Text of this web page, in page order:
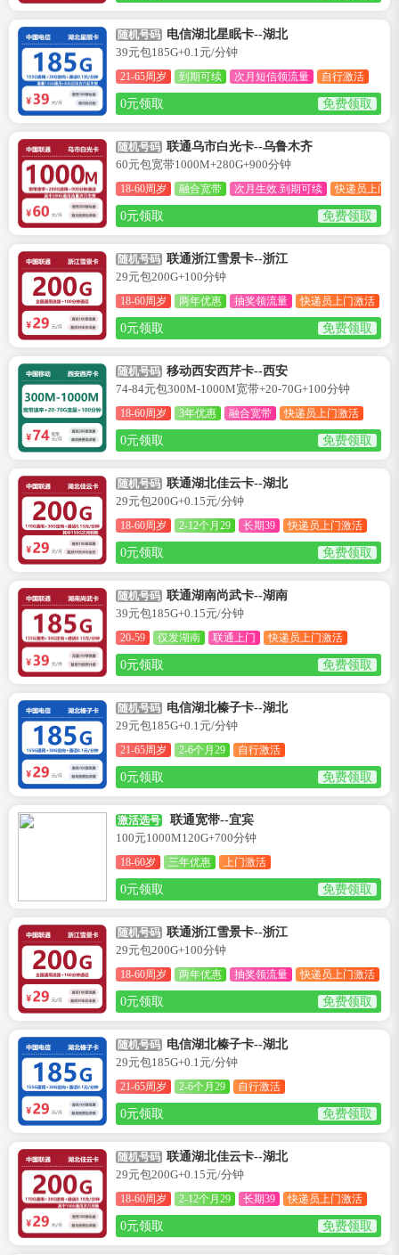
随机号码 电信湖北星眠卡--湖北
39元包185G+0.1元/分钟
21-65周岁 到期可续 次月短信领流量 自行激活
0元领取 免费领取
随机号码 联通乌市白光卡--乌鲁木齐
60元包宽带1000M+280G+900分钟
18-60周岁 融合宽带 次月生效.到期可续 快递员上门
0元领取 免费领取
随机号码 联通浙江雪景卡--浙江
29元包200G+100分钟
18-60周岁 两年优惠 抽奖领流量 快递员上门激活
0元领取 免费领取
随机号码 移动西安西芹卡--西安
74-84元包300M-1000M宽带+20-70G+100分钟
18-60周岁 3年优惠 融合宽带 快递员上门激活
0元领取 免费领取
随机号码 联通湖北佳云卡--湖北
29元包200G+0.15元/分钟
18-60周岁 2-12个月29 长期39 快递员上门激活
0元领取 免费领取
随机号码 联通湖南尚武卡--湖南
39元包185G+0.15元/分钟
20-59 仅发湖南 联通上门 快递员上门激活
0元领取 免费领取
随机号码 电信湖北榛子卡--湖北
29元包185G+0.1元/分钟
21-65周岁 2-6个月29 自行激活
0元领取 免费领取
激活选号
联通宽带--宜宾
100元1000M120G+700分钟
18-60岁 三年优惠 上门激活
0元领取 免费领取
随机号码 联通浙江雪景卡--浙江
29元包200G+100分钟
18-60周岁 两年优惠 抽奖领流量 快递员上门激活
0元领取 免费领取
随机号码 电信湖北榛子卡--湖北
29元包185G+0.1元/分钟
21-65周岁 2-6个月29 自行激活
0元领取 免费领取
随机号码 联通湖北佳云卡--湖北
29元包200G+0.15元/分钟
18-60周岁 2-12个月29 长期39 快递员上门激活
0元领取 免费领取